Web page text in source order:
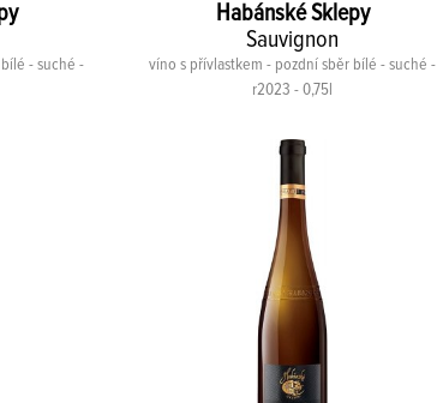
- suché -
Habánské Sklepy
Sauvignon
víno s přívlastkem - pozdní sběr bílé - suché -
r2023 - 0,75l